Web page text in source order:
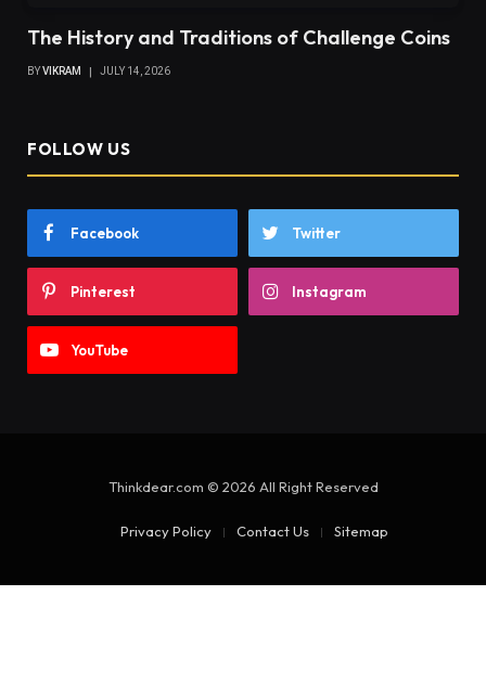
The History and Traditions of Challenge Coins
BYVIKRAM JULY 14, 2026
FOLLOW US
Facebook Twitter
Pinterest Instagram
YouTube
Thinkdear.com © 2026 All Right Reserved
Privacy Policy Contact Us Sitemap